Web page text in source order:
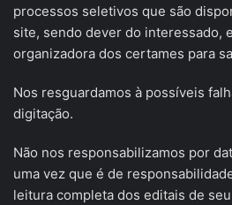
processos seletivos que são
site, sendo dever do interessado,
organizadora dos certames para
Nos resguardamos à possíveis
digitação.
Não nos responsabilizamos por
uma vez que é de
leitura completa dos editais de